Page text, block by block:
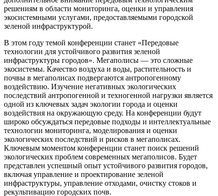
решениям в области мониторинга, оценки и управления
экосистемными услугами, предоставляемыми городской
зеленой инфраструктурой.
В этом году темой конференции станет «Передовые
технологии для устойчивого развития зеленой
инфраструктуры городов». Мегаполисы — это сложные
экосистемы. Качество воздуха и воды, растительность и
почвы в мегаполисах подвергаются антропогенному
воздействию. Изучение негативных экологических
последствий антропогенной и техногенной нагрузки является
одной из ключевых задач экологии города и оценки
воздействия на окружающую среду. На конференции будут
широко обсуждаться передовые подходы и интеллектуальные
технологии мониторинга, моделирования и оценки
экологических последствий и рисков в мегаполисах.
Ключевым моментом конференции станет поиск решений
экологических проблем современных мегаполисов. Будет
представлен успешный опыт устойчивого развития городов,
включая управление и проектирование зеленой
инфраструктуры, управление отходами, очистку стоков и
рекультивацию городских почв.